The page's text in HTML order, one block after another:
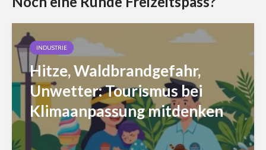
INDUSTRIE
Hitze, Waldbrandgefahr,
Unwetter: Tourismus bei
Klimaanpassung mitdenken